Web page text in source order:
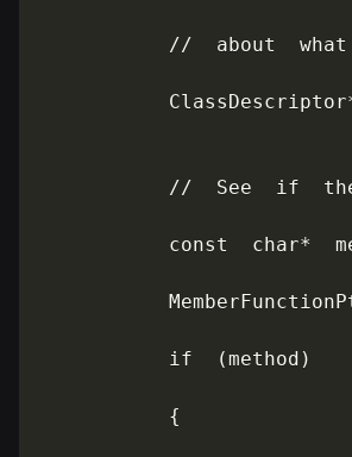
//  about
//  See  if
const  char*
           if  (method)
           {